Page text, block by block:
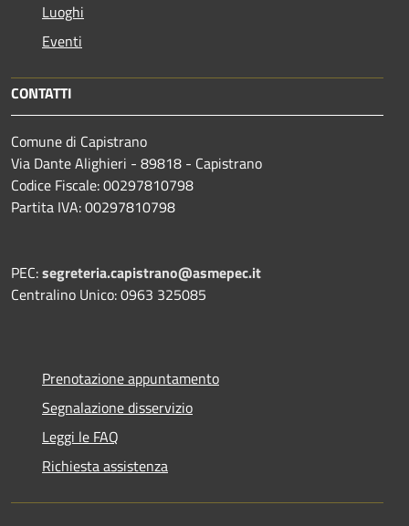
Luoghi
Eventi
CONTATTI
Comune di Capistrano
Via Dante Alighieri - 89818 - Capistrano
Codice Fiscale: 00297810798
Partita IVA: 00297810798
PEC:segreteria.capistrano@asmepec.it
Centralino Unico: 0963 325085
Prenotazione appuntamento
Segnalazione disservizio
Leggi le FAQ
Richiesta assistenza